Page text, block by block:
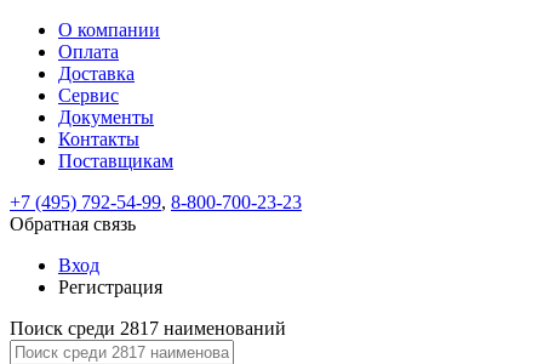
ВходРегистрация
test@example.com
отправлена
по
ней
завершения
регистрации.
Ок
Восстановление
пароля
Заполните
форму.
Мы
отправим
ссылку
указанный
электронный
На
вашу
почту
test@test.ru
ссылка.
Перейдите
по
Введите
новый
пароль
Пароль
успешно
восстановлен
Обратная
связь
Сообщение
сообщение
успешно
отправлено.
О компании
Оплата
Доставка
Сервис
Документы
Контакты
Поставщикам
+7 (495) 792-54-99, 8-800-700-23-23
Обратная связь
Вход
Регистрация
Поиск среди 2817 наименований